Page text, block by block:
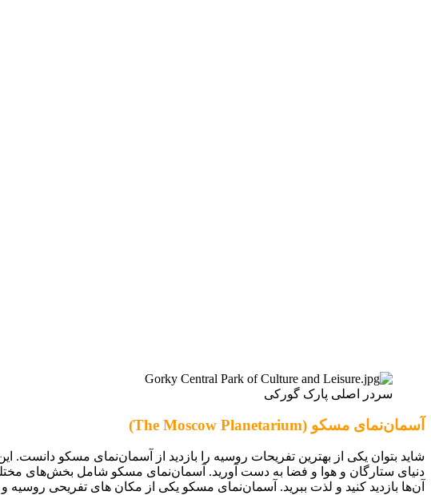
سردر اصلی پارک گورکی
آسمان‌نمای مسکو (The Moscow Planetarium)
شاید بتوان یکی از بهترین تفریحات روسیه را بازدید از آسمان‌نمای مسکو دانست.
دنیای ستارگان و هوا و فضا به دست آورید. آسمان‌نمای مسکو شامل بخش‌های
آن‌ها بازدید کنید و لذت ببرید. آسمان‌نمای مسکو یکی از مکان های تفریحی روسیه